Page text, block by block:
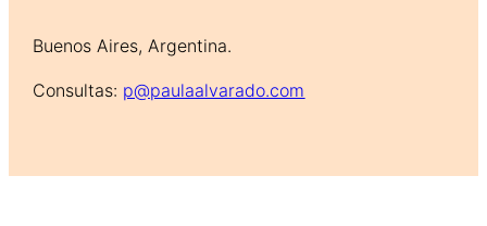
Buenos Aires, Argentina.
Consultas: p@paulaalvarado.com